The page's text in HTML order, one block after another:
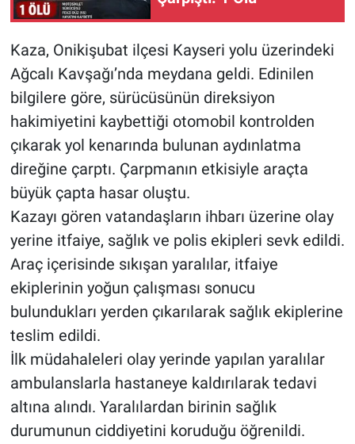
Kaza, Onikişubat ilçesi Kayseri yolu üzerindeki
Ağcalı Kavşağı’nda meydana geldi. Edinilen
bilgilere göre, sürücüsünün direksiyon
hakimiyetini kaybettiği otomobil kontrolden
çıkarak yol kenarında bulunan aydınlatma
direğine çarptı. Çarpmanın etkisiyle araçta
büyük çapta hasar oluştu.
Kazayı gören vatandaşların ihbarı üzerine olay
yerine itfaiye, sağlık ve polis ekipleri sevk edildi.
Araç içerisinde sıkışan yaralılar, itfaiye
ekiplerinin yoğun çalışması sonucu
bulundukları yerden çıkarılarak sağlık ekiplerine
teslim edildi.
İlk müdahaleleri olay yerinde yapılan yaralılar
ambulanslarla hastaneye kaldırılarak tedavi
altına alındı. Yaralılardan birinin sağlık
durumunun ciddiyetini koruduğu öğrenildi.